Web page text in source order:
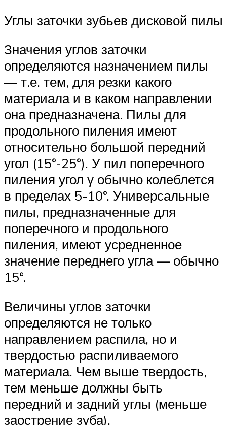
Углы заточки зубьев дисковой пилы
Значения углов заточки
определяются назначением пилы
— т.е. тем, для резки какого
материала и в каком направлении
она предназначена. Пилы для
продольного пиления имеют
относительно большой передний
угол (15°-25°). У пил поперечного
пиления угол γ обычно колеблется
в пределах 5-10°. Универсальные
пилы, предназначенные для
поперечного и продольного
пиления, имеют усредненное
значение переднего угла — обычно
15°.
Величины углов заточки
определяются не только
направлением распила, но и
твердостью распиливаемого
материала. Чем выше твердость,
тем меньше должны быть
передний и задний углы (меньше
заострение зуба).